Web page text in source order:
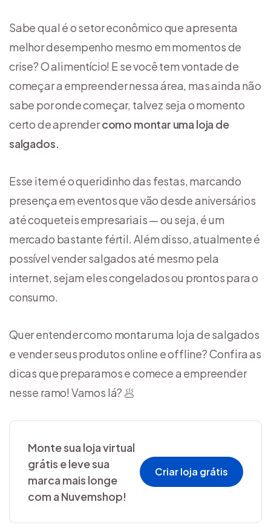
Sabe qual é o setor econômico que apresenta
melhor desempenho mesmo em momentos de
crise? O alimentício! E se você tem vontade de
começar a empreender nessa área, mas ainda não
sabe por onde começar, talvez seja o momento
certo de aprendercomo montar uma loja de
salgados.
Esse item é o queridinho das festas, marcando
presença em eventos que vão desde aniversários
até coqueteis empresariais — ou seja, é um
mercado bastante fértil. Além disso, atualmente é
possível vender salgados até mesmo pela
internet, sejam eles congelados ou prontos para o
consumo.
Quer entender como montar uma loja de salgados
e vender seus produtos online e offline? Confira as
dicas que preparamos e comece a empreender
nesse ramo! Vamos lá? 🥟
Monte sua loja virtual
grátis e leve sua
marca mais longe
com a Nuvemshop!
Criar loja grátis